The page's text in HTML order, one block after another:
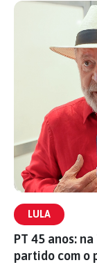
LULA
PT 45 anos:
partido com o